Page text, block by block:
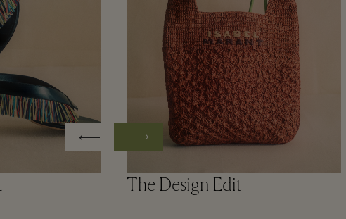
The Design Edit